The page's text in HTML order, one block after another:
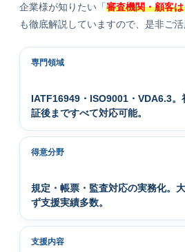
企業様が知りたい「審査機関・顧客
も徹底解説していますので、是非ご活
専門領域
IATF16949・ISO9001・VDA6.3。
証後まですべて対応可能。
得意分野
規定・帳票・監査対応の実務化。
ず支援実績多数。
支援内容